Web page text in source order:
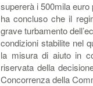
supererà i 500mila
ha concluso che il
grave turbamento
condizioni stabilite nel
la misura di aiuto in
riservata della
Concorrenza della